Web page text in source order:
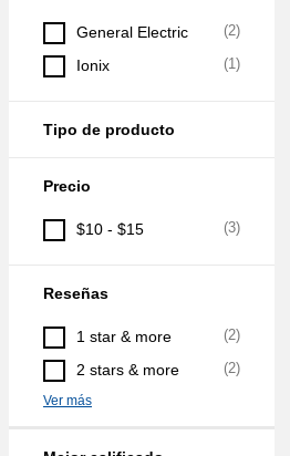
General Electric (2)
Ionix (1)
Tipo de producto
Precio
$10 - $15 (3)
Reseñas
1 star & more (2)
2 stars & more (2)
Ver más